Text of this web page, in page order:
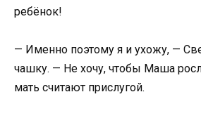
ребёнок!
— Именно поэтому я и ухожу, —
чашку. — Не хочу, чтобы Маша
мать считают прислугой.